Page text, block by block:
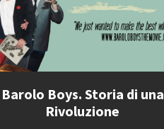
Barolo Boys. Storia di una
Rivoluzione